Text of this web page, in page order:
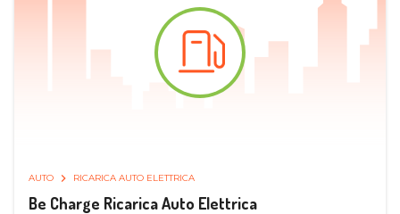
AUTO RICARICA AUTO ELETTRICA
Be Charge Ricarica Auto Elettrica